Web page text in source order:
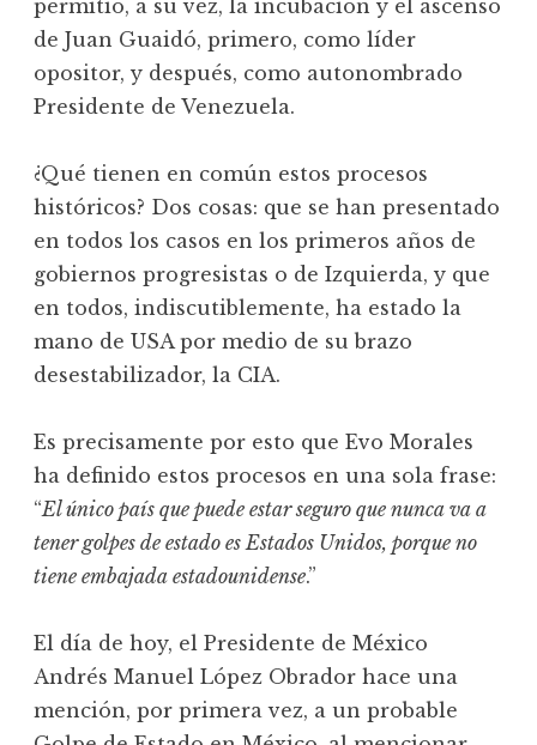
permitió, a su vez, la incubación y el ascenso
de Juan Guaidó, primero, como líder
opositor, y después, como autonombrado
Presidente de Venezuela.
¿Qué tienen en común estos procesos
históricos? Dos cosas: que se han presentado
en todos los casos en los primeros años de
gobiernos progresistas o de Izquierda, y que
en todos, indiscutiblemente, ha estado la
mano de USA por medio de su brazo
desestabilizador, la CIA.
Es precisamente por esto que Evo Morales
ha definido estos procesos en una sola frase:
“El único país que puede estar seguro que nunca va a
tener golpes de estado es Estados Unidos, porque no
tiene embajada estadounidense.”
El día de hoy, el Presidente de México
Andrés Manuel López Obrador hace una
mención, por primera vez, a un probable